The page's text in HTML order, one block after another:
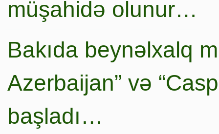
müşahidə olunur…
Bakıda beynəlxalq
Azerbaijan” və
başladı…